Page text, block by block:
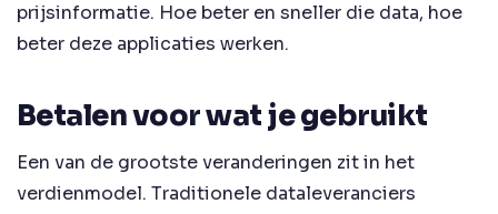
prijsinformatie. Hoe beter en sneller die data, hoe
beter deze applicaties werken.
Betalen voor wat je gebruikt
Een van de grootste veranderingen zit in het
verdienmodel. Traditionele dataleveranciers